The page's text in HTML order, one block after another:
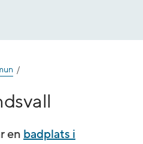
en badplats i